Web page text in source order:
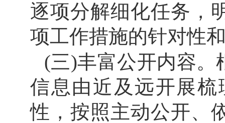
逐项分解细化任务，
项工作措施的针对性
(三)丰富公开内容。
信息由近及远开展
性，按照主动公开、